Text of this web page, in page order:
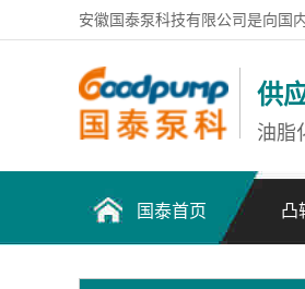
安徽国泰泵科技有限公司是向国
供
油脂
国泰首页 凸